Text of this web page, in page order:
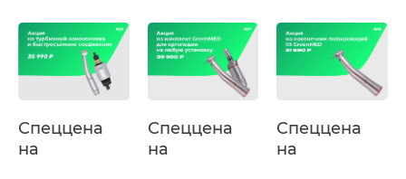
Спеццена
на
Спеццена
на
Спеццена
на